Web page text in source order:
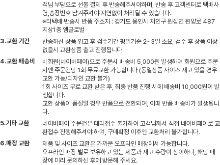
객님 부담으로 선불 결제 후 반송해주셔야하며, 반송 후 고객센터로 택배사
명,송장번호 남겨주셔야 지연없이 처리될 수 있습니다.
※타택배 반송시 반품 주소지 : 경기도 용인시 처인구 원삼면 원양로 487
지상1층 엠글로벌
3.교환 기간
반송하신 상품 입고 후 검수기간 평일기준 2~3일 소요, 검수 후 상품 이상
없을시 교환상품 출고 진행됩니다
4.교환 배송비
비회원(네이버페이)으로 주문시 배송비 5,000원 발생하며 회원으로 주문
시엔 주문건당 1회 무료교환 가능합니다 (동일상품 사이즈 재고 있을 경우
교환 가능/디자인 교환 불가)
1회 사이즈 무료 교환 받은 후, 최종 반품 진행 시에 배송비 10,000원이 발
생합니다.
교환 상품이 품절일 경우 반품으로 전환되며, 이때 반품 배송비가 발생됩니
다.
5.기타 교환
네이버페이 주문건은 대리접수 불가하여 고객님께서 직접 네이버페이로 교
환접수 진행해주셔야 하며, 구매확정 이후엔 교환처리 불가합니다.
6.매장 교환
제품 및 사이즈 교환은 가까운 오프라인 매장에서 가능합니다.
오프라인 매장 별로 보유하고 있는 제품과 재고 수량이 상이하니, 해당 매
장에 미리 문의하신 후에 방문해 주세요.